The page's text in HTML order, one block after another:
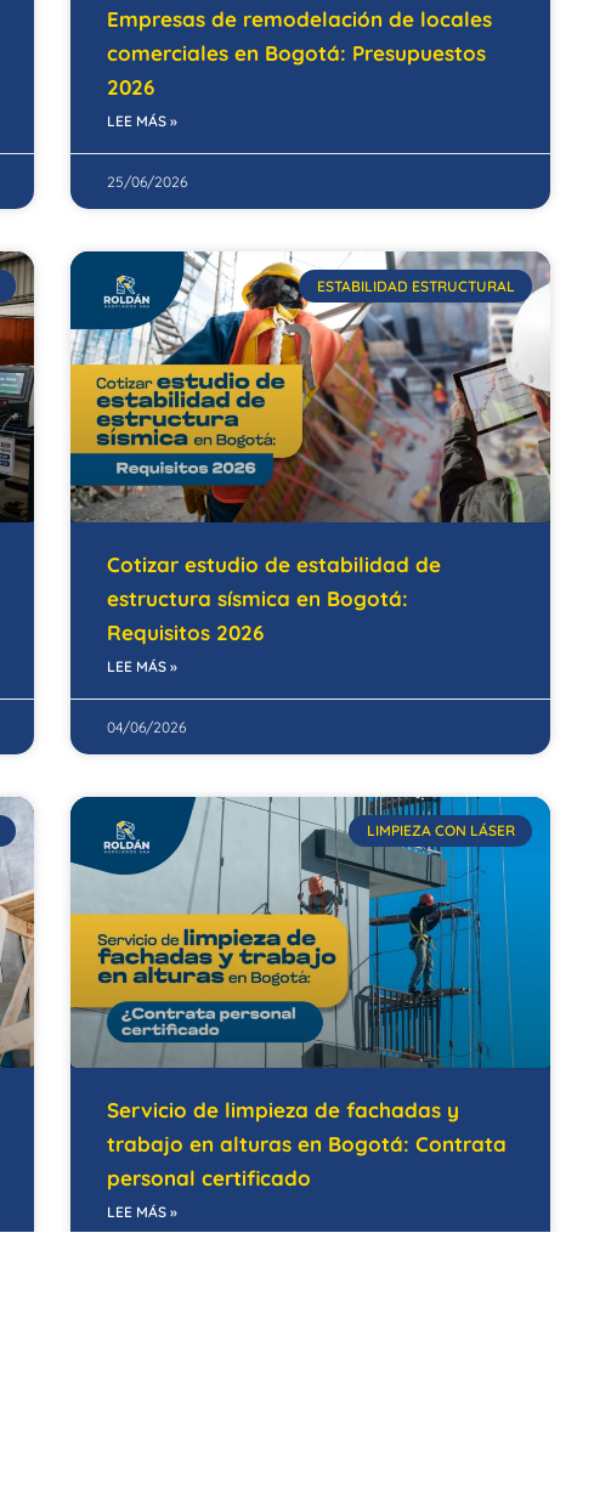
Empresas de remodelación de locales
comerciales en Bogotá: Presupuestos
2026
LEE MÁS »
25/06/2026
ESTABILIDAD ESTRUCTURAL
Cotizar estudio de estabilidad de
estructura sísmica en Bogotá:
Requisitos 2026
LEE MÁS »
04/06/2026
LIMPIEZA CON LÁSER
Servicio de limpieza de fachadas y
trabajo en alturas en Bogotá: Contrata
personal certificado
LEE MÁS »